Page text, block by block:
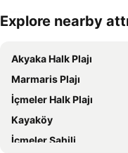
Haritayı genişlet
Explore nearby
Akyaka Halk Plajı
Marmaris Plajı
İçmeler Halk Plajı
Kayaköy
İçmeler Sahili